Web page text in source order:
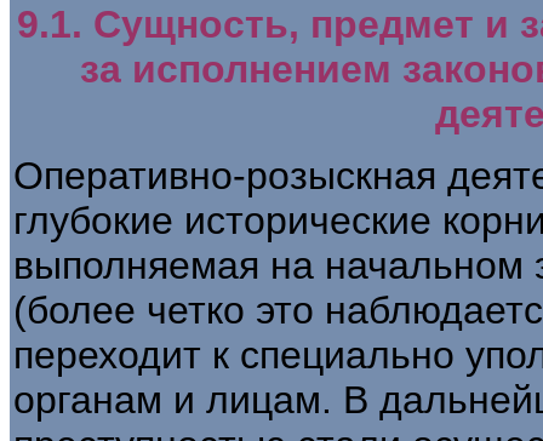
9.1. Сущность, предмет и
за исполнением
Оперативно-розыскная
глубокие исторические
выполняемая на
(более четко это
переходит к специально
органам и лицам. В